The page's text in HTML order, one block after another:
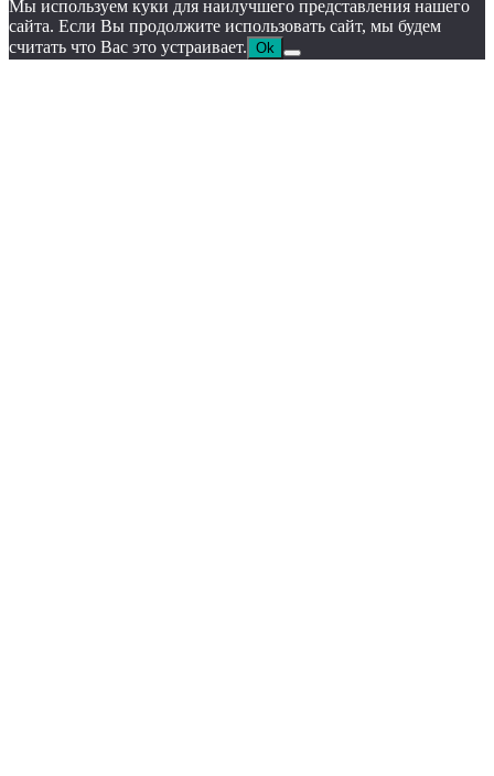
Мы используем куки для наилучшего представления нашего
сайта. Если Вы продолжите использовать сайт, мы будем
считать что Вас это устраивает. Ok